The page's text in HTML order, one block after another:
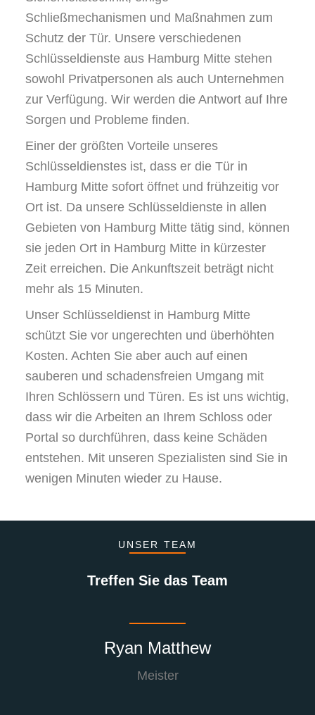
Schließmechanismen und Maßnahmen zum
Schutz der Tür. Unsere verschiedenen
Schlüsseldienste aus Hamburg Mitte stehen
sowohl Privatpersonen als auch Unternehmen
zur Verfügung. Wir werden die Antwort auf Ihre
Sorgen und Probleme finden.
Einer der größten Vorteile unseres
Schlüsseldienstes ist, dass er die Tür in
Hamburg Mitte sofort öffnet und frühzeitig vor
Ort ist. Da unsere Schlüsseldienste in allen
Gebieten von Hamburg Mitte tätig sind, können
sie jeden Ort in Hamburg Mitte in kürzester
Zeit erreichen. Die Ankunftszeit beträgt nicht
mehr als 15 Minuten.
Unser Schlüsseldienst in Hamburg Mitte
schützt Sie vor ungerechten und überhöhten
Kosten. Achten Sie aber auch auf einen
sauberen und schadensfreien Umgang mit
Ihren Schlössern und Türen. Es ist uns wichtig,
dass wir die Arbeiten an Ihrem Schloss oder
Portal so durchführen, dass keine Schäden
entstehen. Mit unseren Spezialisten sind Sie in
wenigen Minuten wieder zu Hause.
UNSER TEAM
Treffen Sie das Team
Ryan Matthew
Meister